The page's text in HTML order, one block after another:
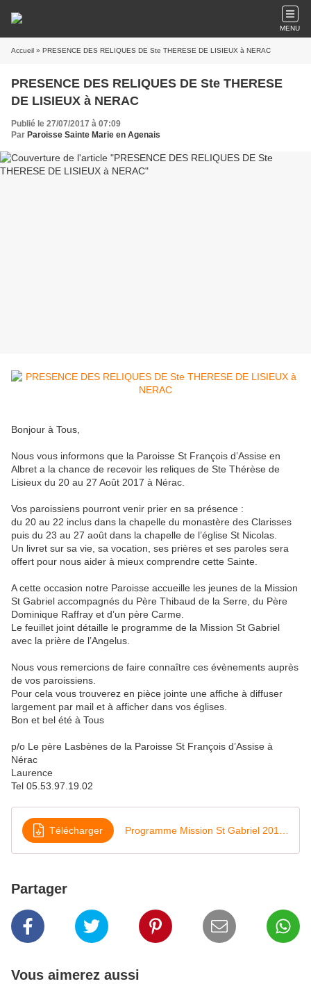
MENU
Accueil » PRESENCE DES RELIQUES DE Ste THERESE DE LISIEUX à NERAC
PRESENCE DES RELIQUES DE Ste THERESE
DE LISIEUX à NERAC
Publié le 27/07/2017 à 07:09
Par Paroisse Sainte Marie en Agenais
Bonjour à Tous,
Nous vous informons que la Paroisse St François d’Assise en
Albret a la chance de recevoir les reliques de Ste Thérèse de
Lisieux du 20 au 27 Août 2017 à Nérac.
Vos paroissiens pourront venir prier en sa présence :
du 20 au 22 inclus dans la chapelle du monastère des Clarisses
puis du 23 au 27 août dans la chapelle de l’église St Nicolas.
Un livret sur sa vie, sa vocation, ses prières et ses paroles sera
offert pour nous aider à mieux comprendre cette Sainte.
A cette occasion notre Paroisse accueille les jeunes de la Mission
St Gabriel accompagnés du Père Thibaud de la Serre, du Père
Dominique Raffray et d’un père Carme.
Le feuillet joint détaille le programme de la Mission St Gabriel
avec la prière de l’Angelus.
Nous vous remercions de faire connaître ces évènements auprès
de vos paroissiens.
Pour cela vous trouverez en pièce jointe une affiche à diffuser
largement par mail et à afficher dans vos églises.
Bon et bel été à Tous
p/o Le père Lasbènes de la Paroisse St François d’Assise à
Nérac
Laurence
Tel 05.53.97.19.02
Télécharger
Partager
Vous aimerez aussi